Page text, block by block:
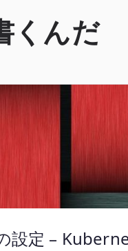
くんだ
定 –